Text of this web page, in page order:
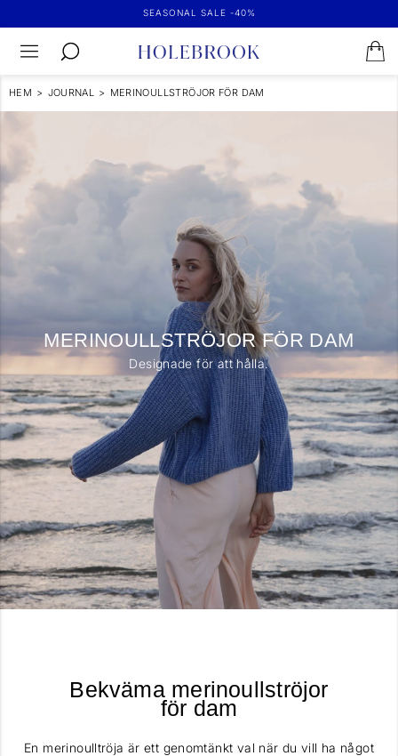
SEASONAL SALE -40%
HEM > JOURNAL > MERINOULLSTRÖJOR FÖR DAM
MERINOULLSTRÖJOR FÖR DAM
Designade för att hålla.
Bekväma merinoullströjor
för dam
En merinoulltröja är ett genomtänkt val när du vill ha något